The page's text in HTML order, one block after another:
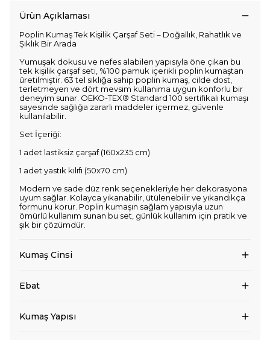
Ürün Açıklaması
Poplin Kumaş Tek Kişilik Çarşaf Seti – Doğallık, Rahatlık ve
Şıklık Bir Arada
Yumuşak dokusu ve nefes alabilen yapısıyla öne çıkan bu
tek kişilik çarşaf seti, %100 pamuk içerikli poplin kumaştan
üretilmiştir. 63 tel sıklığa sahip poplin kumaş, cilde dost,
terletmeyen ve dört mevsim kullanıma uygun konforlu bir
deneyim sunar. OEKO-TEX® Standard 100 sertifikalı kumaşı
sayesinde sağlığa zararlı maddeler içermez, güvenle
kullanılabilir.
Set İçeriği:
1 adet lastiksiz çarşaf (160x235 cm)
1 adet yastık kılıfı (50x70 cm)
Modern ve sade düz renk seçenekleriyle her dekorasyona
uyum sağlar. Kolayca yıkanabilir, ütülenebilir ve yıkandıkça
formunu korur. Poplin kumaşın sağlam yapısıyla uzun
ömürlü kullanım sunan bu set, günlük kullanım için pratik ve
şık bir çözümdür.
Kumaş Cinsi
Ebat
Kumaş Yapısı